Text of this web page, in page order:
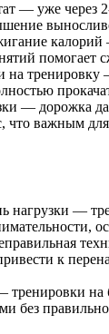
— уже через
помогает
тренировку
— дорожка
что важным
нагрузки —
к
на
без